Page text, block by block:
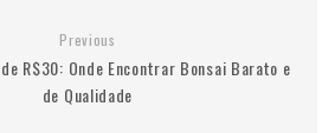
Previous
R$30: Onde Encontrar Bonsai Barato e
de Qualidade